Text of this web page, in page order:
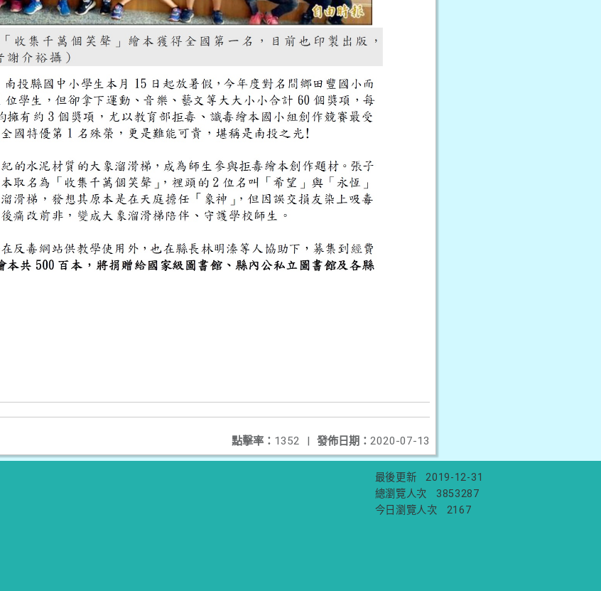
發佈日期： 2020-07-13
點擊率： 1352 |
最後更新
2019-12-31
總瀏覽人次
3853287
今日瀏覽人次
2167